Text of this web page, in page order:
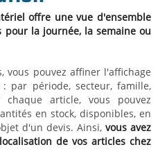
offre une vue d'ensemble
la journée, la semaine ou
vous pouvez affiner l'affichage
par période, secteur, famille,
article, vous pouvez
en stock, disponibles, en
d'un devis. Ainsi, vous avez
de vos articles chez